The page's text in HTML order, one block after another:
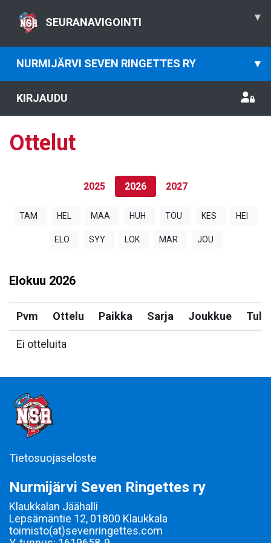
SEURANAVIGOINTI ▾
NURMIJÄRVI SEVEN RINGETTES RY ▾
KIRJAUDU
Ottelut
2025 2026 2027
TAM HEL MAA HUH TOU KES HEI
ELO SYY LOK MAR JOU
Elokuu 2026
Pvm Ottelu Paikka Sarja Joukkue
Ei otteluita
Tietosuojaseloste
Nurmijärvi Seven Ringettes ry
Klaukkalan Jäähalli
Lepsämäntie 12, 01800 Klaukkala
toimisto(at)sevenringettes.com